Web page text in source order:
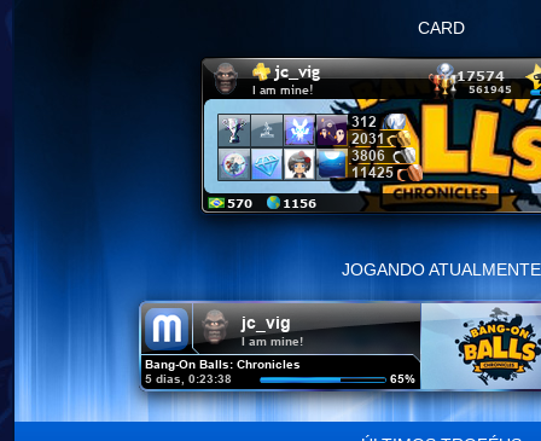
CARD
JOGANDO ATUALMENTE